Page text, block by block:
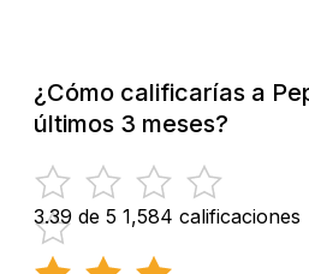
¿Cómo calificarías a
últimos 3 meses?
3.39 de 5 1,584 calificaciones